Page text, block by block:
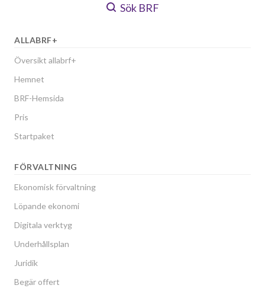
Sök BRF
ALLABRF+
Översikt allabrf+
Hemnet
BRF-Hemsida
Pris
Startpaket
FÖRVALTNING
Ekonomisk förvaltning
Löpande ekonomi
Digitala verktyg
Underhållsplan
Juridik
Begär offert